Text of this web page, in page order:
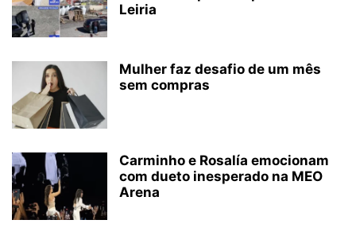
Leiria
Mulher faz desafio de um mês
sem compras
Carminho e Rosalía emocionam
com dueto inesperado na MEO
Arena